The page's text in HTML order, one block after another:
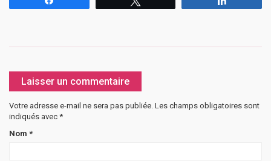
Laisser un commentaire
Votre adresse e-mail ne sera pas publiée. Les champs obligatoires sont
indiqués avec *
Nom *